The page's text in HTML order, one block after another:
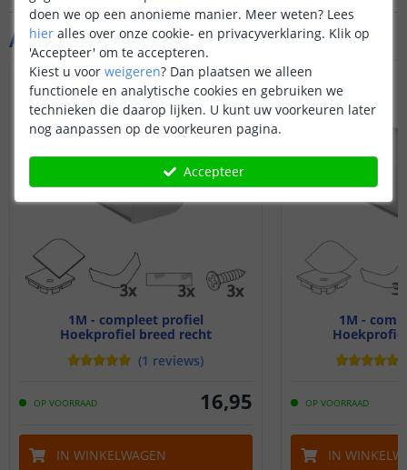
Aanvullende producten
1M - compleet profiel
Hoekprofiel breed recht
(1 reviews)
OP VOORRAAD 16,95
IN WINKELWAGEN
1M -
OP VOORRAAD
IN
doen we op een anonieme manier. Meer weten? Lees
hier alles over onze cookie- en privacyverklaring. Klik op
'Accepteer' om te accepteren.
Kiest u voor weigeren? Dan plaatsen we alleen
functionele en analytische cookies en gebruiken we
technieken die daarop lijken. U kunt uw voorkeuren later
nog aanpassen op de voorkeuren pagina.
Accepteer